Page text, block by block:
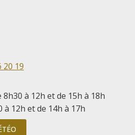
20 19
à 12h et de 15h à 18h
à 12h et de 14h à 17h